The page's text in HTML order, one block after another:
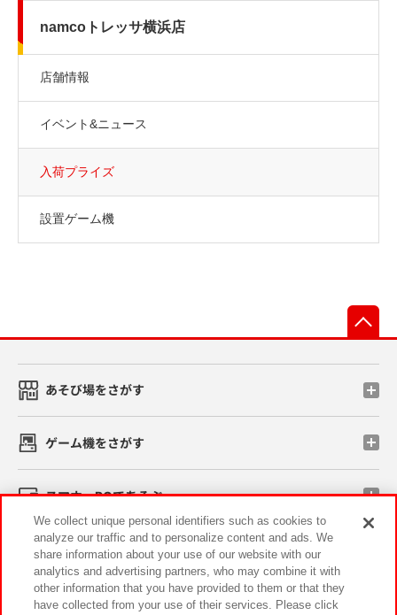
namcoトレッサ横浜店
店舗情報
イベント&ニュース
入荷プライズ
設置ゲーム機
あそび場をさがす
ゲーム機をさがす
スマホ・PCであそぶ
イベント・キャンペーン
We collect unique personal identifiers such as cookies to
analyze our traffic and to personalize content and ads. We
share information about your use of our website with our
analytics and advertising partners, who may combine it with
other information that you have provided to them or that they
have collected from your use of their services. Please click